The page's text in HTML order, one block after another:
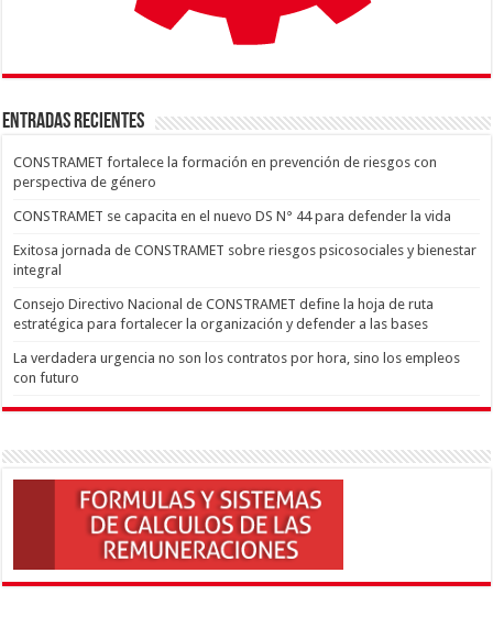
ENTRADAS RECIENTES
CONSTRAMET fortalece la formación en prevención de riesgos con
perspectiva de género
CONSTRAMET se capacita en el nuevo DS N° 44 para defender la vida
Exitosa jornada de CONSTRAMET sobre riesgos psicosociales y bienestar
integral
Consejo Directivo Nacional de CONSTRAMET define la hoja de ruta
estratégica para fortalecer la organización y defender a las bases
La verdadera urgencia no son los contratos por hora, sino los empleos
con futuro